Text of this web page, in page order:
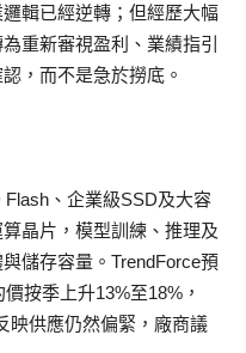
輯已經逆轉；但經歷大幅
重新審視盈利、業績指引
，而不是急於撈底。
、企業級SSD及大容
晶片，模型訓練、推理及
儲存容量。TrendForce預
按季上升13%至18%，
映供應仍然偏緊，廠商議